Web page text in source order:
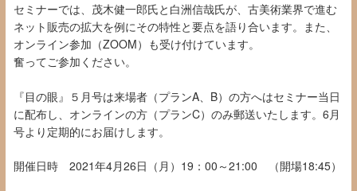
セミナーでは、茂木健一郎氏と白洲信哉氏が、古美術業界で進む
ネット販売の拡大を例にその特性と要点を語り合います。また、
オンライン参加（ZOOM）も受け付けています。
奮ってご参加ください。
『目の眼』５月号は来場者（プランA、B）の方へはセミナー当日
に配布し、オンラインの方（プランC）のみ郵送いたします。6月
号より定期的にお届けします。
開催日時 2021年4月26日（月）19：00～21:00 （開場18:45）